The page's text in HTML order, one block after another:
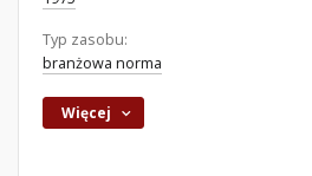
Typ zasobu:
branżowa norma
Więcej